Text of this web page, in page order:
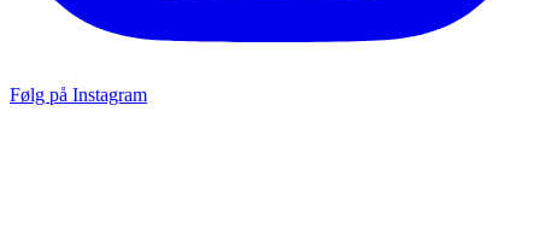
Følg på Instagram